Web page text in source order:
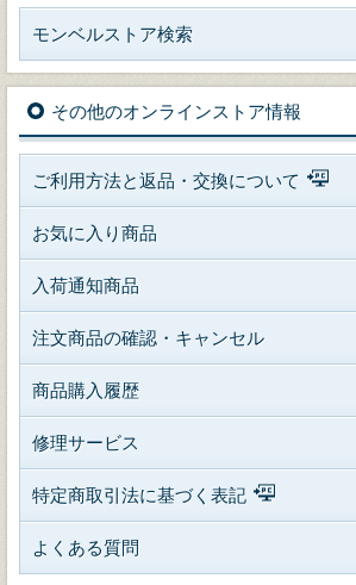
モンベルストア検索
その他のオンラインストア情報
ご利用方法と返品・交換について
お気に入り商品
入荷通知商品
注文商品の確認・キャンセル
商品購入履歴
修理サービス
特定商取引法に基づく表記
よくある質問